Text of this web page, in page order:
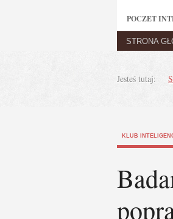
POCZET
STRONA
Jesteś tutaj:
KLUB